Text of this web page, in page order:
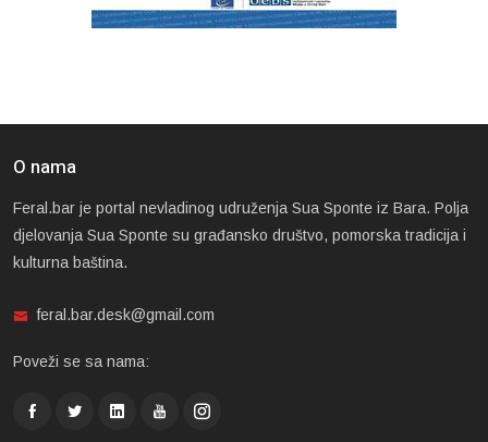
O nama
Feral.bar je portal nevladinog udruženja Sua Sponte iz Bara. Polja
djelovanja Sua Sponte su građansko društvo, pomorska tradicija i
kulturna baština.
feral.bar.desk@gmail.com
Poveži se sa nama: